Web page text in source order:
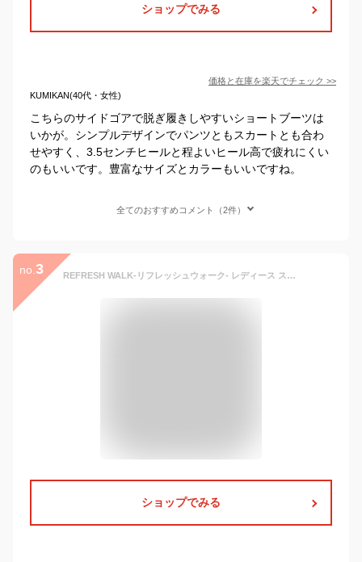
ショップでみる
価格と在庫を楽天でチェック >>
KUMIKAN(40代・女性)
こちらのサイドゴアで脱ぎ履きしやすいショートブーツは
いかが。シンプルデザインでパンツともスカートとも合わ
せやすく、3.5センチヒールと程よいヒール高で疲れにくい
のもいいです。豊富なサイズとカラーもいいですね。
全てのおすすめコメント（2件）
no. 3 REFRESH WALK-リフレッシュウォーク- レディース ストレッチブーツ ショートブーツ ファー ウェーブソール スクエアトゥ コンフォート 3E 幅広設計 軽量 防水 ウエッジソール ウェーブソール 痛くない 外反母趾 おしゃれ 屈曲性 歩きやすい プレゼント ギフト おしゃれ
ショップでみる